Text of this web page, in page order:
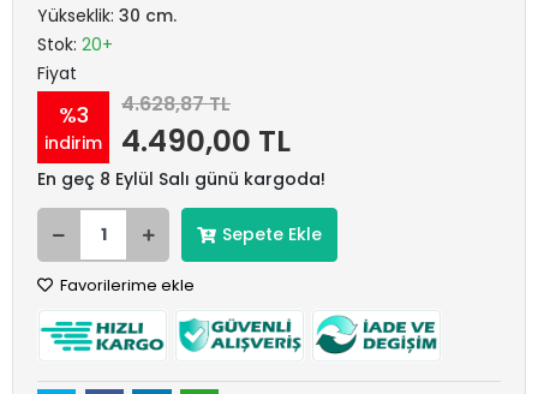
Yükseklik: 30 cm.
Stok: 20+
Fiyat
%3
indirim
4.628,87 TL
4.490,00 TL
En geç 8 Eylül Salı günü kargoda!
Sepete Ekle
Favorilerime ekle